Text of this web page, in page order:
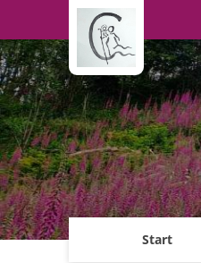
Zum Inhalt springen
Start